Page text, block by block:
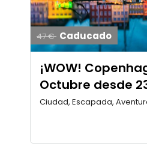
47 € Caducado
¡WOW!
Octubre desde
Ciudad, Escapada,